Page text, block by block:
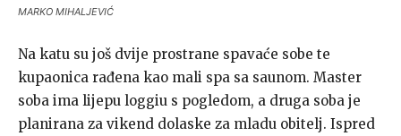
MARKO MIHALJEVIĆ
Na katu su još dvije prostrane spavaće sobe te
kupaonica rađena kao mali spa sa saunom. Master
soba ima lijepu loggiu s pogledom, a druga soba je
planirana za vikend dolaske za mladu obitelj. Ispred